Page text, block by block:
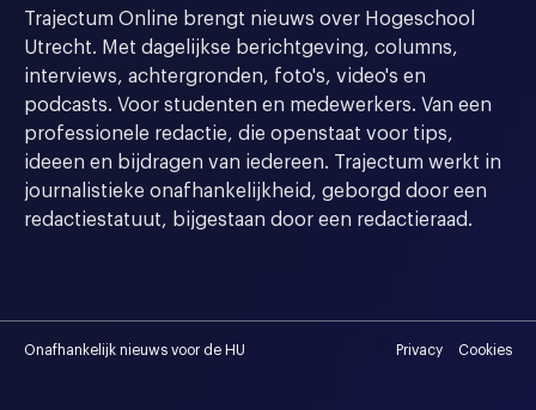
Trajectum Online brengt nieuws over Hogeschool
Utrecht. Met dagelijkse berichtgeving, columns,
interviews, achtergronden, foto's, video's en
podcasts. Voor studenten en medewerkers. Van een
professionele redactie, die openstaat voor tips,
ideeen en bijdragen van iedereen. Trajectum werkt in
journalistieke onafhankelijkheid, geborgd door een
redactiestatuut, bijgestaan door een redactieraad.
Onafhankelijk nieuws voor de HU Privacy Cookies